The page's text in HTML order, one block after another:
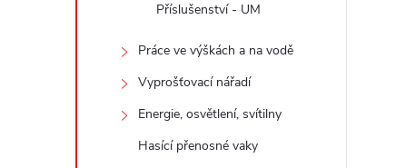
Příslušenství - UM
Práce ve výškách a na vodě
Vyprošťovací nářadí
Energie, osvětlení, svítilny
Hasící přenosné vaky